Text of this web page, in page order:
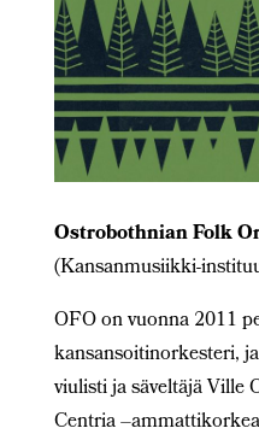
Ostrobothnian Folk
(Kansanmusiikki-
OFO on vuonna 2011
kansansoitinorkesteri,
viulisti ja säveltäjä Ville
Centria